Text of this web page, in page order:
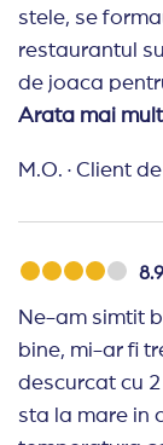
mai mult un
automat, apa
fursecuri si
Boy se
ce
si am avut o
rasaritul
mare. Pe
doua scaune.
baie, papuci,
incaltator,
stele, se
restaurantul
de joaca
disponibil,
Arata mai mult
M.O. · Client
Ne-am simtit
bine, mi-ar fi
descurcat cu
sta la mare in